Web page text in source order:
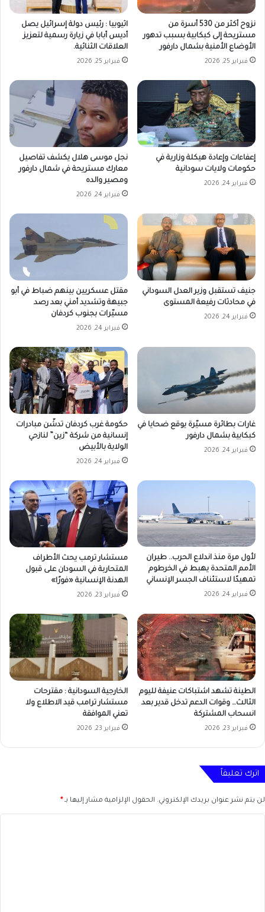
نزوح أكثر من 530 أسرة من
مستريحة إلى كبكابية بسبب تدهور
الأوضاع الأمنية بشمال دارفور
فبراير 25, 2026
اثيوبيا : رئيس دولة إسرائيل يصل
أديس أبابا في زيارة رسمية لتعزيز
العلاقات الثنائية.
فبراير 25, 2026
إعفاءات وإعادة هيكلة وزارية في
حكومات ولايات سودانية
فبراير 24, 2026
نجل موسى هلال يكشف تفاصيل
معارك مستريحة في شمال دارفور
ومصير والده
فبراير 24, 2026
جنيف تستقبل وزير العدل السوداني
في محادثات رفيعة المستوى
فبراير 24, 2026
مقتل عسكريين بينهم ضباط في أبو
جبيهة وتشديد أمني بعد رصد
مسيّرات بجنوب كردفان
فبراير 24, 2026
غارات بطائرة مسيّرة يوقع ضحايا في
كبكابية بشمال دارفور
فبراير 24, 2026
حكومة غرب كردفان تدشّن مبادرات
إنسانية من شركة “زين” لنازحي
الولاية بالأبيض
فبراير 24, 2026
لأول مرة منذ اندلاع الحرب.. طيران
الأمم المتحدة يهبط في الخرطوم
تمهيدًا لاستئناف الجسر الإنساني
فبراير 24, 2026
مستشار ترمب يحث الأطراف
المتحاربة في السودان على قبول
الهدنة الإنسانية «فورًا»
فبراير 23, 2026
الطينة تشهد اشتباكات عنيفة لليوم
الثالث… وقوات الدعم تدخل قدير بعد
انسحاب المشتركة
فبراير 23, 2026
الخارجية السودانية : مقترحات
مستشار ترامب قيد الاطلاع ولا
تعني الموافقة
فبراير 23, 2026
اترك تعليقاً
لن يتم نشر عنوان بريدك الإلكتروني. الحقول الإلزامية مشار إليها بـ*